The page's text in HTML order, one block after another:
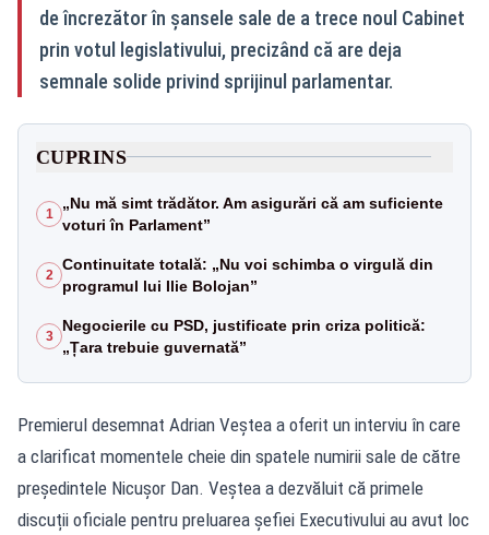
de încrezător în șansele sale de a trece noul Cabinet
prin votul legislativului, precizând că are deja
semnale solide privind sprijinul parlamentar.
CUPRINS
1
„Nu mă simt trădător. Am asigurări că am suficiente
voturi în Parlament”
2
Continuitate totală: „Nu voi schimba o virgulă din
programul lui Ilie Bolojan”
3
Negocierile cu PSD, justificate prin criza politică:
„Țara trebuie guvernată”
Premierul desemnat Adrian Veștea a oferit un interviu în care
a clarificat momentele cheie din spatele numirii sale de către
președintele Nicușor Dan. Veștea a dezvăluit că primele
discuții oficiale pentru preluarea șefiei Executivului au avut loc